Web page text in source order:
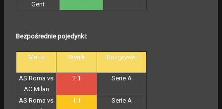
Gent
Bezpośrednie pojedynki:
Mecz Wynik Rozgrywki
AS Roma vs
AC Milan
2:1 Serie A
AS Roma vs
1:1 Serie A